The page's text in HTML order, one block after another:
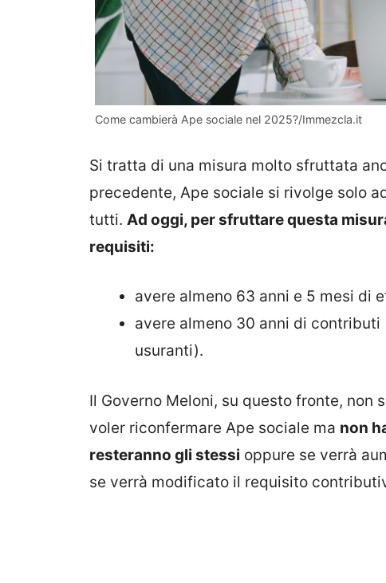
Come cambierà Ape sociale nel 2025?/Immezcla.it
Si tratta di una misura molto sfruttata
precedente, Ape sociale si rivolge solo
tutti. Ad oggi, per sfruttare questa
requisiti:
avere almeno 63 anni e 5 mesi di
avere almeno 30 anni di
usuranti).
Il Governo Meloni, su questo fronte, non
voler riconfermare Ape sociale ma non
resteranno gli stessi oppure se verrà
se verrà modificato il requisito